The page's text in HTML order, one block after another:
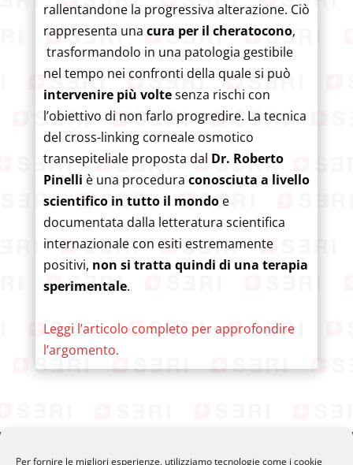
Per fornire le migliori esperienze, utilizziamo tecnologie come i cookie
rallentandone la progressiva alterazione. Ciò
rappresenta una cura per il cheratocono,
trasformandolo in una patologia gestibile
nel tempo nei confronti della quale si può
intervenire più voltesenza rischi con
l’obiettivo di non farlo progredire. La tecnica
del cross-linking corneale osmotico
transepiteliale proposta dal Dr. Roberto
Pinelli è una procedura conosciuta a livello
scientifico in tutto il mondoe
documentata dalla letteratura scientifica
internazionale con esiti estremamente
positivi, non si tratta quindi di una terapia
sperimentale.
Leggi l’articolo completo per approfondire
l’argomento.